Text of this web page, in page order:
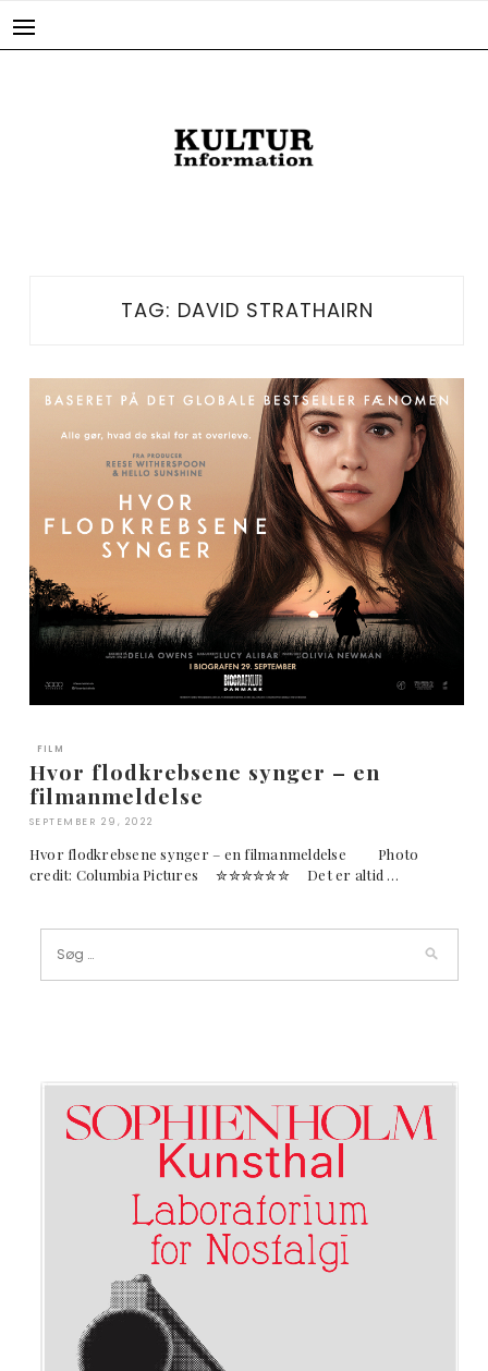
TAG: DAVID STRATHAIRN
FILM
Hvor flodkrebsene synger – en
filmanmeldelse
SEPTEMBER 29, 2022
Hvor flodkrebsene synger – en filmanmeldelse Photo
credit: Columbia Pictures ✮✮✮✮✮✮ Det er altid …